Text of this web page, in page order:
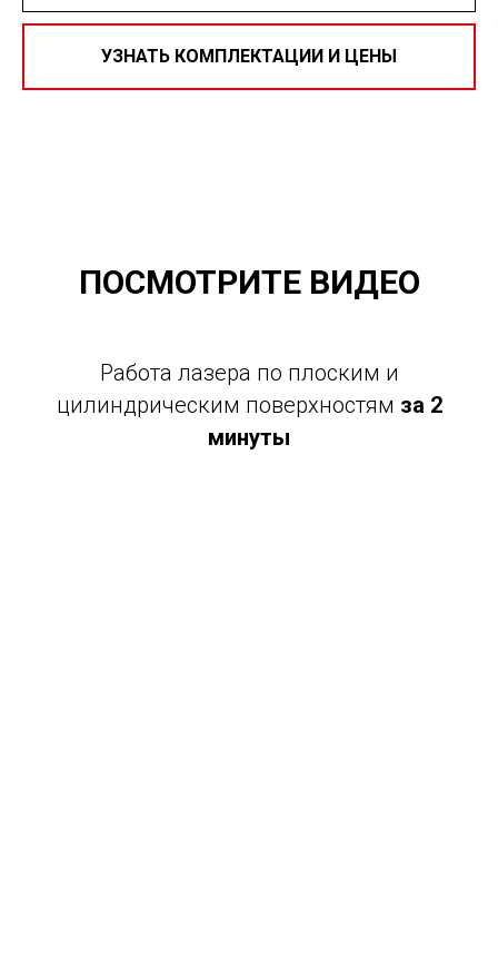
УЗНАТЬ КОМПЛЕКТАЦИИ И ЦЕНЫ
ПОСМОТРИТЕ ВИДЕО
Работа лазера по плоским и
цилиндрическим поверхностям за 2
минуты